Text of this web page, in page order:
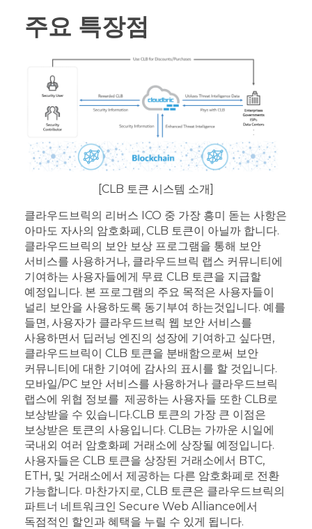
주요 특장점
[CLB 토큰 시스템 소개]
클라우드브릭의 리버스 ICO 중 가장 흥미 돋는 사항은
아마도 자사의 암호화폐, CLB 토큰이 아닐까 합니다.
클라우드브릭의 보안 보상 프로그램을 통해 보안
서비스를 사용하거나, 클라우드브릭 랩스 커뮤니티에
기여하는 사용자들에게 무료 CLB 토큰을 지급할
예정입니다. 본 프로그램의 주요 목적은 사용자들이
널리 보안을 사용하도록 동기부여 하는것입니다. 예를
들면, 사용자가 클라우드브릭 웹 보안 서비스를
사용하면서 딥러닝 엔진의 성장에 기여하고 싶다면,
클라우드브릭이 CLB 토큰을 분배함으로써 보안
커뮤니티에 대한 기여에 감사의 표시를 할 것입니다.
모바일/PC 보안 서비스를 사용하거나 클라우드브릭
랩스에 위협 정보를 제공하는 사용자들 또한 CLB로
보상받을 수 있습니다.CLB 토큰의 가장 큰 이점은
보상받은 토큰의 사용입니다. CLB는 가까운 시일에
국내외 여러 암호화폐 거래소에 상장될 예정입니다.
사용자들은 CLB 토큰을 상장된 거래소에서 BTC,
ETH, 및 거래소에서 제공하는 다른 암호화폐로 전환
가능합니다. 마찬가지로, CLB 토큰은 클라우드브릭의
파트너 네트워크인 Secure Web Alliance에서
독점적인 할인과 혜택을 누릴 수 있게 됩니다.